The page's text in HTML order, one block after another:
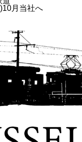
月当社へ